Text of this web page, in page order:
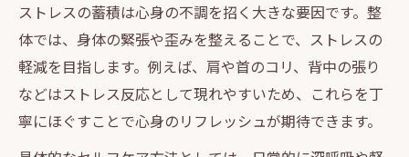
ストレスの蓄積は心身の不調を招く大きな要因です。整
体では、身体の緊張や歪みを整えることで、ストレスの
軽減を目指します。例えば、肩や首のコリ、背中の張り
などはストレス反応として現れやすいため、これらを丁
寧にほぐすことで心身のリフレッシュが期待できます。